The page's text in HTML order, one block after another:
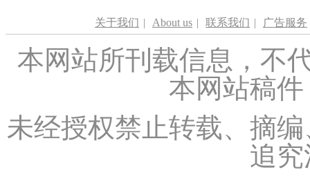
关于我们 | About us | 联系我们 | 广告服务
本网站所刊载信息，不
本网站稿
未经授权禁止转载、摘
追